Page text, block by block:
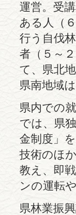
運営。受
ある人（
行う自伐
者（５～
て、県北
県南地域
県内での
では、県
金制度」
技術のほ
教え、即
ンの運転
県林業振